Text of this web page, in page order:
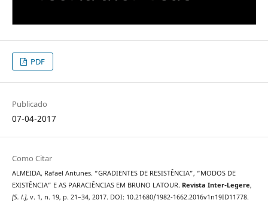
PDF
Publicado
07-04-2017
Como Citar
ALMEIDA, Rafael Antunes. “GRADIENTES DE RESISTÊNCIA”, “MODOS DE
EXISTÊNCIA” E AS PARACIÊNCIAS EM BRUNO LATOUR. Revista Inter-Legere,
[S. l.], v. 1, n. 19, p. 21–34, 2017. DOI: 10.21680/1982-1662.2016v1n19ID11778.